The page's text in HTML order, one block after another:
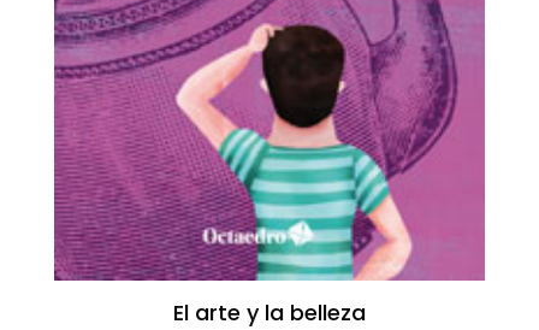
El arte y la belleza